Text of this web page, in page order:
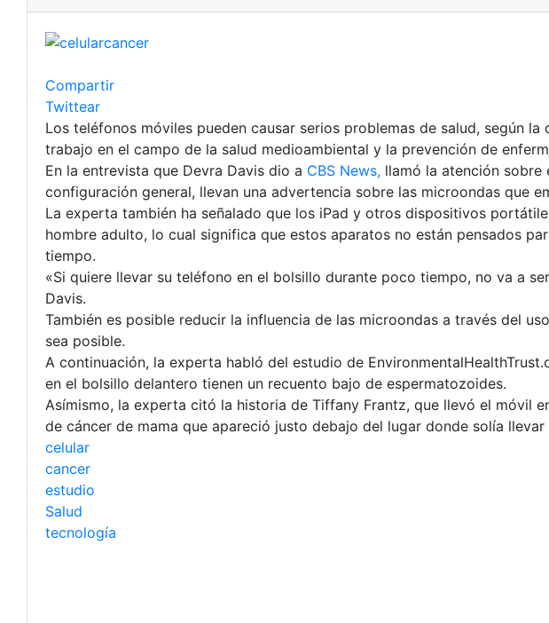
Compartir
Twittear
Los teléfonos móviles pueden causar serios problemas de salud, según
trabajo en el campo de la salud medioambiental y la prevención de
En la entrevista que Devra Davis dio a CBS News, llamó la atención
configuración general, llevan una advertencia sobre las microondas que
La experta también ha señalado que los iPad y otros dispositivos
hombre adulto, lo cual significa que estos aparatos no están pensados
tiempo.
«Si quiere llevar su teléfono en el bolsillo durante poco tiempo, no va a
Davis.
También es posible reducir la influencia de las microondas a través del
sea posible.
A continuación, la experta habló del estudio de
en el bolsillo delantero tienen un recuento bajo de espermatozoides.
Asímismo, la experta citó la historia de Tiffany Frantz, que llevó el móvil
de cáncer de mama que apareció justo debajo del lugar donde solía
celular
cancer
estudio
Salud
tecnología